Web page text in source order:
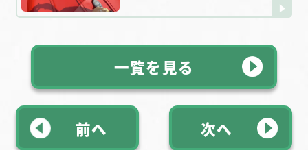
前へ
一覧を見る
次へ